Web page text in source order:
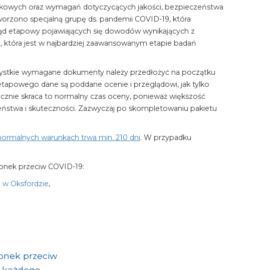
oraz wymagań dotyczycących jakości, bezpieczeństwa
specjalną grupę ds. pandemii COVID-19, która
etapowy pojawiających się dowodów wynikających z
jest w najbardziej zaawansowanym etapie badań
wymagane dokumenty należy przedłożyć na początku
dane są poddane ocenie i przeglądowi, jak tylko
skraca to normalny czas oceny, ponieważ większość
i skuteczności. Zazwyczaj po skompletowaniu pakietu
warunkach trwa min. 210 dni. W przypadku
przeciw COVID-19:
Oksfordzie,
przeciw